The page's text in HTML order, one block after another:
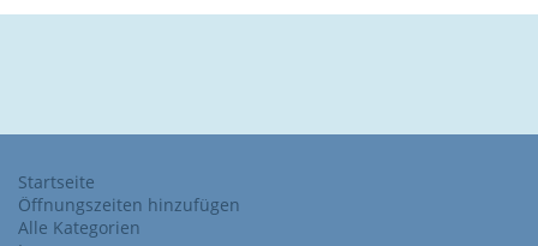
Startseite
Öffnungszeiten hinzufügen
Alle Kategorien